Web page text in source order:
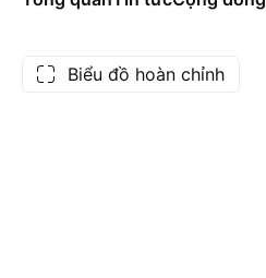
Biểu đồ hoàn chỉnh